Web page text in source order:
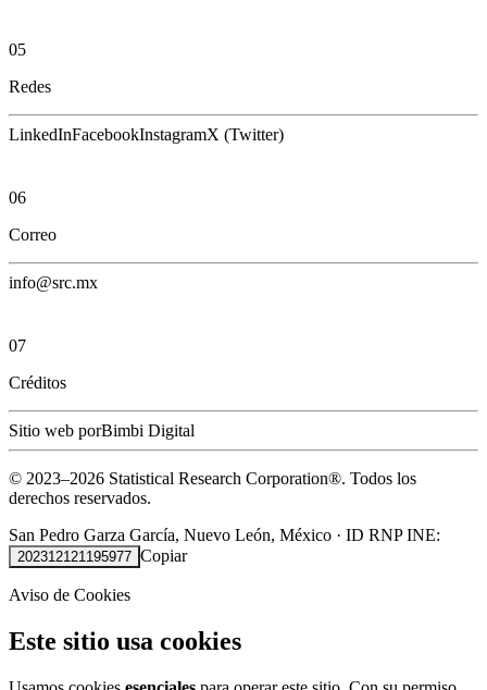
05
Redes
LinkedInFacebookInstagramX (Twitter)
06
Correo
info@src.mx
07
Créditos
Sitio web porBimbi Digital
© 2023–2026 Statistical Research Corporation®. Todos los
derechos reservados.
San Pedro Garza García, Nuevo León, México · ID RNP INE:
202312121195977 Copiar
Aviso de Cookies
Este sitio usa cookies